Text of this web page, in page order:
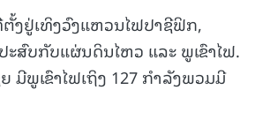
ງຢູ່ເທິງວົງແຫວນໄຟປາຊີຟິກ,
ະສົບກັບແຜ່ນດິນໄຫວ ແລະ ພູເຂົາໄຟ.
ມີພູເຂົາໄຟເຖິງ 127 ກຳລັງພວມມີ